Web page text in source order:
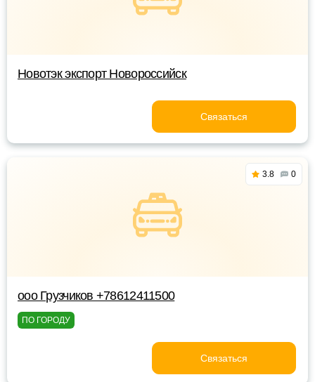
Новотэк экспорт Новороссийск
Связаться
3.8 0
ооо Грузчиков +78612411500
ПО ГОРОДУ
Связаться